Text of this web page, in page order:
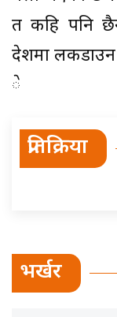
त कहि पनि
देशमा
े
प्रतिक्रिया
भर्खर